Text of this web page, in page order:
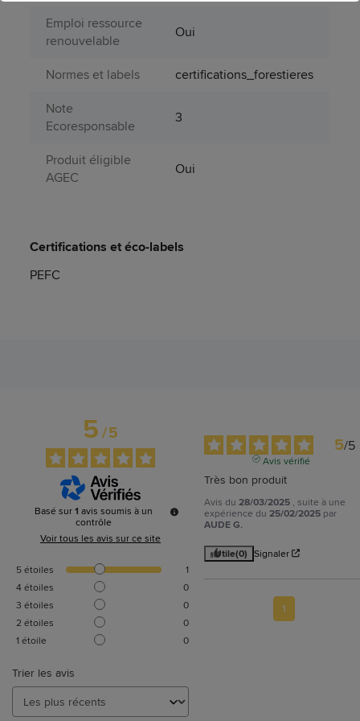
Emploi ressource
renouvelable
Oui
Normes et labels
certifications_forestieres
Note
Ecoresponsable
3
Produit éligible
AGEC
Oui
Certifications et éco-labels
PEFC
5/5
Basé sur1 avis soumis à un
contrôle
Voir tous les avis sur ce site
5étoiles
1
4étoiles
0
3 étoiles
0
2 étoiles
0
1 étoile 0
Trier les avis
5/5
Avis vérifié
Très bon produit
Avis du28/03/2025 , suite à une
expérience du25/02/2025 par
AUDE G.
Utile(0) Signaler
1